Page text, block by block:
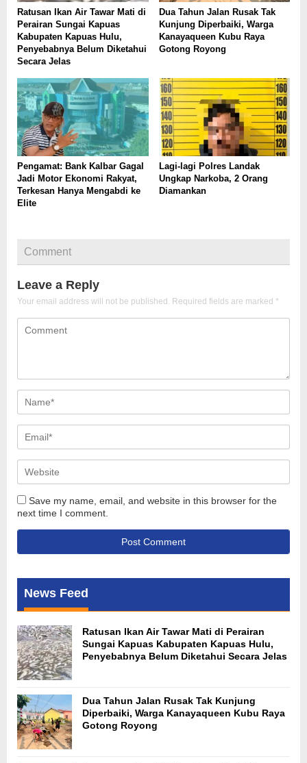
Ratusan Ikan Air Tawar Mati di
Perairan Sungai Kapuas
Kabupaten Kapuas Hulu,
Penyebabnya Belum Diketahui
Secara Jelas
Dua Tahun Jalan Rusak Tak
Kunjung Diperbaiki, Warga
Kanayaqueen Kubu Raya
Gotong Royong
Pengamat: Bank Kalbar Gagal
Jadi Motor Ekonomi Rakyat,
Terkesan Hanya Mengabdi ke
Elite
Lagi-lagi Polres Landak
Ungkap Narkoba, 2 Orang
Diamankan
Comment
Leave a Reply
Your email address will not be published. Required fields are marked *
Save my name, email, and website in this browser for the
next time I comment.
News Feed
Ratusan Ikan Air Tawar Mati di Perairan
Sungai Kapuas Kabupaten Kapuas Hulu,
Penyebabnya Belum Diketahui Secara Jelas
Dua Tahun Jalan Rusak Tak Kunjung
Diperbaiki, Warga Kanayaqueen Kubu Raya
Gotong Royong